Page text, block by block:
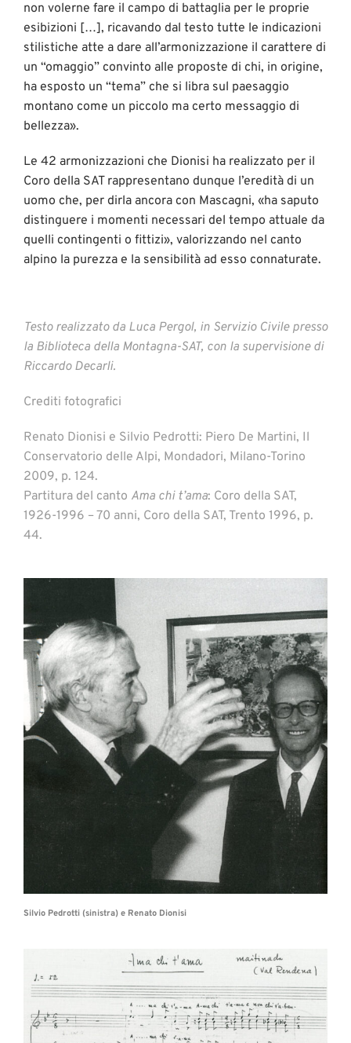
non volerne fare il campo di battaglia per le proprie
esibizioni […], ricavando dal testo tutte le indicazioni
stilistiche atte a dare all’armonizzazione il carattere di
un “omaggio” convinto alle proposte di chi, in origine,
ha esposto un “tema” che si libra sul paesaggio
montano come un piccolo ma certo messaggio di
bellezza».
Le 42 armonizzazioni che Dionisi ha realizzato per il
Coro della SAT rappresentano dunque l’eredità di un
uomo che, per dirla ancora con Mascagni, «ha saputo
distinguere i momenti necessari del tempo attuale da
quelli contingenti o fittizi», valorizzando nel canto
alpino la purezza e la sensibilità ad esso connaturate.
Testo realizzato da Luca Pergol, in Servizio Civile presso
la Biblioteca della Montagna-SAT, con la supervisione di
Riccardo Decarli.
Crediti fotografici
Renato Dionisi e Silvio Pedrotti: Piero De Martini, Il
Conservatorio delle Alpi, Mondadori, Milano-Torino
2009, p. 124.
Partitura del canto Ama chi t’ama: Coro della SAT,
1926-1996 – 70 anni, Coro della SAT, Trento 1996, p.
44.
Silvio Pedrotti (sinistra) e Renato Dionisi